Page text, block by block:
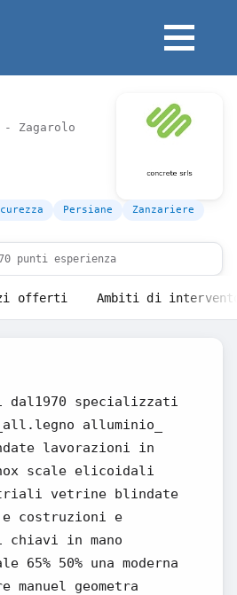
Zagarolo
Persiane
Zanzariere
punti esperienza
offerti Ambiti di
specializzati
alluminio_
lavorazioni in
scale elicoidali
vetrine blindate
costruzioni e
in mano
65% 50% una moderna
manuel geometra